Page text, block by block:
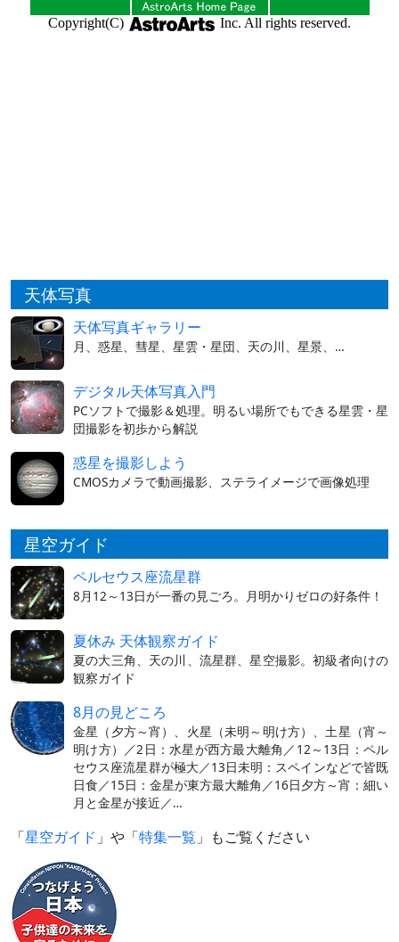
天体写真
天体写真ギャラリー
月、惑星、彗星、星雲・星団、天の川、星景、…
デジタル天体写真入門
PCソフトで撮影＆処理。明るい場所でもできる星雲・星
団撮影を初歩から解説
惑星を撮影しよう
CMOSカメラで動画撮影、ステライメージで画像処理
星空ガイド
ペルセウス座流星群
8月12～13日が一番の見ごろ。月明かりゼロの好条件！
夏休み 天体観察ガイド
夏の大三角、天の川、流星群、星空撮影。初級者向けの
観察ガイド
8月の見どころ
金星（夕方～宵）、火星（未明～明け方）、土星（宵～
明け方）／2日：水星が西方最大離角／12～13日：ペル
セウス座流星群が極大／13日未明：スペインなどで皆既
日食／15日：金星が東方最大離角／16日夕方～宵：細い
月と金星が接近／…
「星空ガイド 」や「特集一覧 」もご覧ください